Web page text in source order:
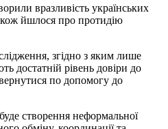
вразливість українських
йшлося про протидію
згідно з яким лише
достатній рівень довіри до
по допомогу до
створення неформальної